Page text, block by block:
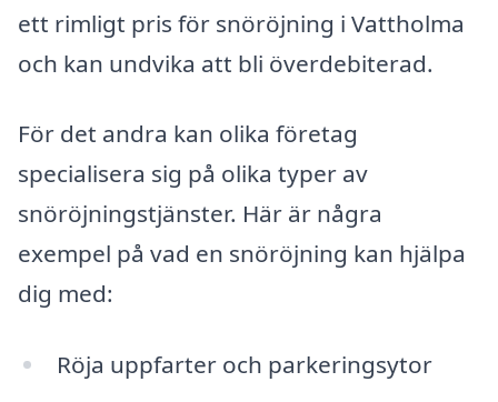
ett rimligt pris för snöröjning i Vattholma
och kan undvika att bli överdebiterad.
För det andra kan olika företag
specialisera sig på olika typer av
snöröjningstjänster. Här är några
exempel på vad en snöröjning kan hjälpa
dig med:
Röja uppfarter och parkeringsytor